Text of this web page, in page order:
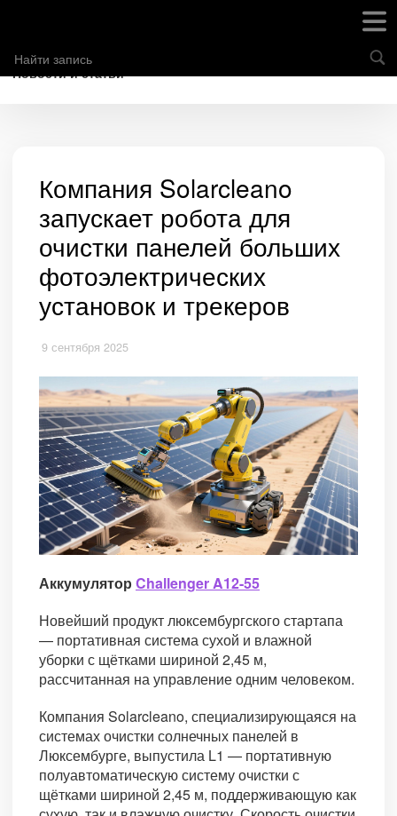
Новости и статьи
Компания Solarcleano
запускает робота для
очистки панелей больших
фотоэлектрических
установок и трекеров
9 сентября 2025
Аккумулятор Challenger A12-55
Новейший продукт люксембургского стартапа
— портативная система сухой и влажной
уборки с щётками шириной 2,45 м,
рассчитанная на управление одним человеком.
Компания Solarcleano, специализирующаяся на
системах очистки солнечных панелей в
Люксембурге, выпустила L1 — портативную
полуавтоматическую систему очистки с
щётками шириной 2,45 м, поддерживающую как